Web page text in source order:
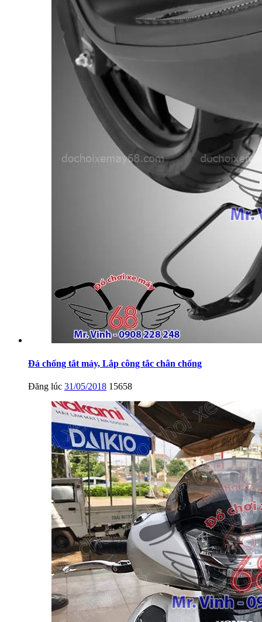
Đá chống tắt máy, Lắp công tắc chân chống
Đăng lúc 31/05/2018 15658